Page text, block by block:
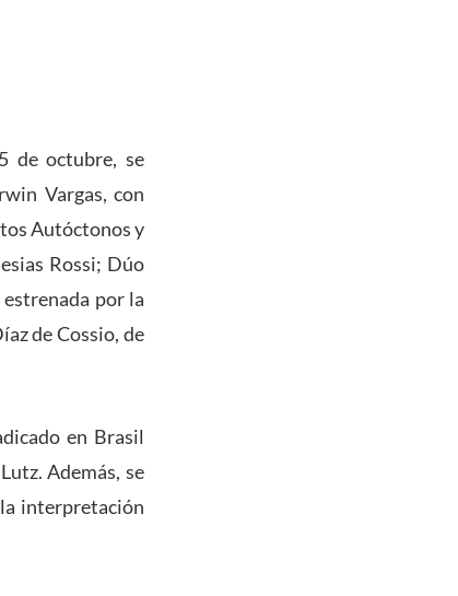
de octubre, se
Vargas, con
Autóctonos y
Rossi; Dúo
por la
de Cossio, de
en Brasil
Además, se
interpretación